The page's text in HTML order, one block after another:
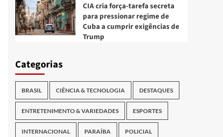
CIA cria força-tarefa secreta
para pressionar regime de
Cuba a cumprir exigências de
Trump
Categorias
BRASIL CIÊNCIA & TECNOLOGIA DESTAQUES
ENTRETENIMENTO & VARIEDADES ESPORTES
INTERNACIONAL PARAÍBA POLICIAL